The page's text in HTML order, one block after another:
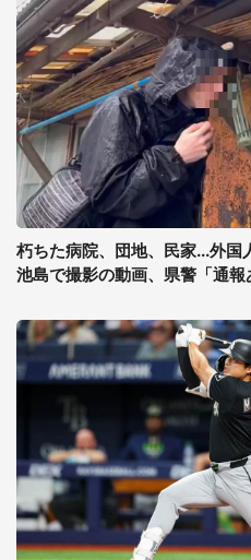
朽ちた病院、団地、民家...外国
池島で撮影の動画、県警「通報